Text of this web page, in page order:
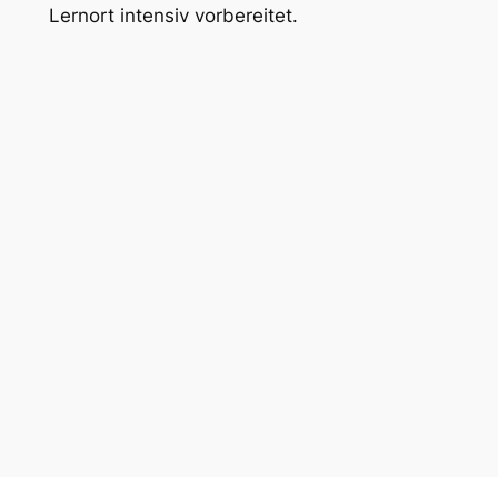
Lernort intensiv vorbereitet.